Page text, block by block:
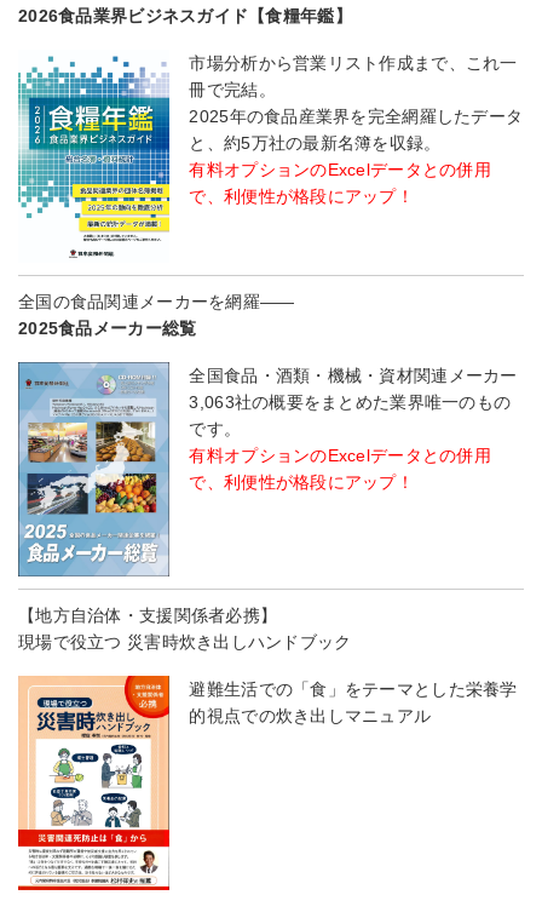
2026食品業界ビジネスガイド【食糧年鑑】
市場分析から営業リスト作成まで、これ一
冊で完結。
2025年の食品産業界を完全網羅したデータ
と、約5万社の最新名簿を収録。
有料オプションのExcelデータとの併用
で、利便性が格段にアップ！
全国の食品関連メーカーを網羅――
2025食品メーカー総覧
全国食品・酒類・機械・資材関連メーカー
3,063社の概要をまとめた業界唯一のもの
です。
有料オプションのExcelデータとの併用
で、利便性が格段にアップ！
【地方自治体・支援関係者必携】
現場で役立つ 災害時炊き出しハンドブック
避難生活での「食」をテーマとした栄養学
的視点での炊き出しマニュアル